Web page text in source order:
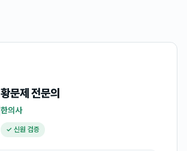
황문제전문의
한의사
✓ 신원 검증